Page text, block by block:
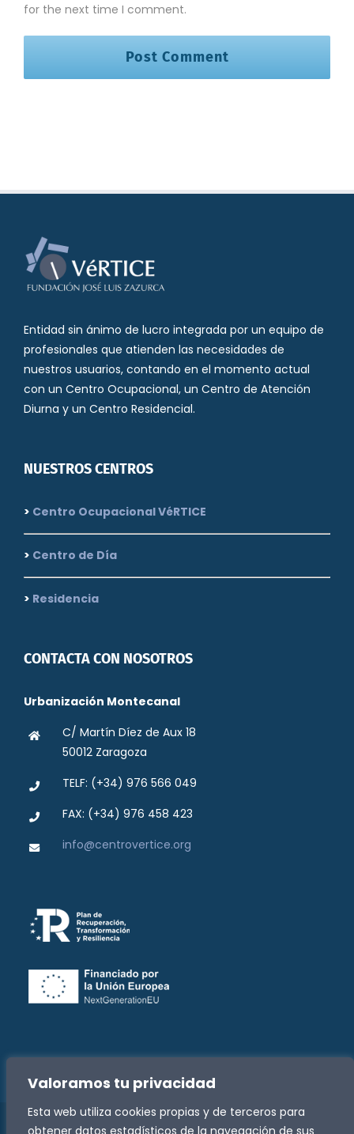
Valoramos tu privacidad
Esta web utiliza cookies propias y de terceros para
obtener datos estadísticos de la navegación de sus
for the next time I comment.
Entidad sin ánimo de lucro integrada por un equipo de
profesionales que atienden las necesidades de
nuestros usuarios, contando en el momento actual
con un Centro Ocupacional, un Centro de Atención
Diurna y un Centro Residencial.
NUESTROS CENTROS
> Centro Ocupacional VéRTICE
> Centro de Día
> Residencia
CONTACTA CON NOSOTROS
Urbanización Montecanal
C/ Martín Díez de Aux 18
50012 Zaragoza
TELF: (+34) 976 566 049
FAX: (+34) 976 458 423
info@centrovertice.org